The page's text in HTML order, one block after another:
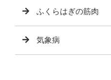
ふくらはぎの筋肉
気象病